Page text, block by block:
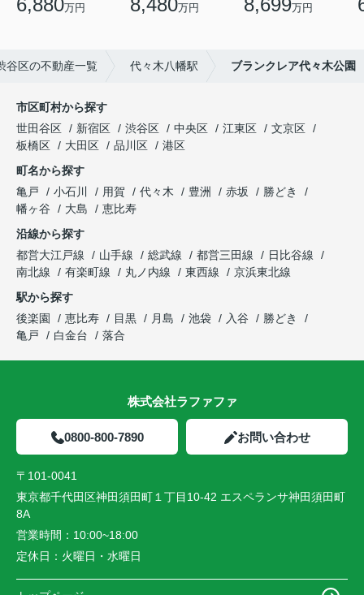
6,880万円 8,480万円 8,699万円
谷区の不動産一覧 代々木八幡駅 ブランクレア代々木公園
市区町村から探す
世田谷区
新宿区 渋谷区 中央区 江東区
文京区
板橋区
大田区 品川区
港区
町名から探す
亀戸
小石川 用賀 代々木 豊洲 赤坂
勝どき
幡ヶ谷
大島
恵比寿
沿線から探す
都営大江戸線
山手線 総武線 都営三田線
日比谷線
南北線
有楽町線 丸ノ内線 東西線
京浜東北線
駅から探す
後楽園
恵比寿 目黒 月島 池袋 入谷
勝どき
亀戸
白金台 落合
株式会社ラファファ
0800-800-7890 お問い合わせ
〒101-0041
東京都千代田区神田須田町１丁目10-42 エスペランサ神田須田町
8A
営業時間： 10:00~18:00
定休日： 火曜日・水曜日